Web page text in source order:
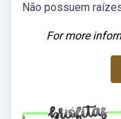
Não possuem
For more